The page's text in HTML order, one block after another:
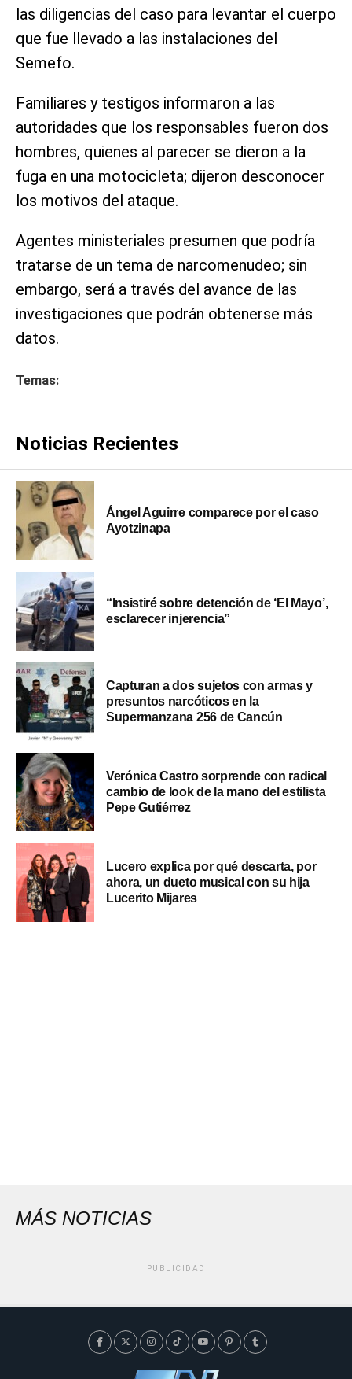
las diligencias del caso para levantar el cuerpo
que fue llevado a las instalaciones del
Semefo.
Familiares y testigos informaron a las
autoridades que los responsables fueron dos
hombres, quienes al parecer se dieron a la
fuga en una motocicleta; dijeron desconocer
los motivos del ataque.
Agentes ministeriales presumen que podría
tratarse de un tema de narcomenudeo; sin
embargo, será a través del avance de las
investigaciones que podrán obtenerse más
datos.
Temas:
Noticias Recientes
Ángel Aguirre comparece por el caso
Ayotzinapa
“Insistiré sobre detención de ‘El Mayo’,
esclarecer injerencia”
Capturan a dos sujetos con armas y
presuntos narcóticos en la
Supermanzana 256 de Cancún
Verónica Castro sorprende con radical
cambio de look de la mano del estilista
Pepe Gutiérrez
Lucero explica por qué descarta, por
ahora, un dueto musical con su hija
Lucerito Mijares
MÁS NOTICIAS
PUBLICIDAD